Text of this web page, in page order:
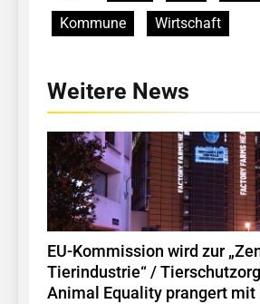
Kommune
Wirtschaft
Weitere News
EU-Kommission wird zur
Tierindustrie“ /
Animal Equality prangert mit